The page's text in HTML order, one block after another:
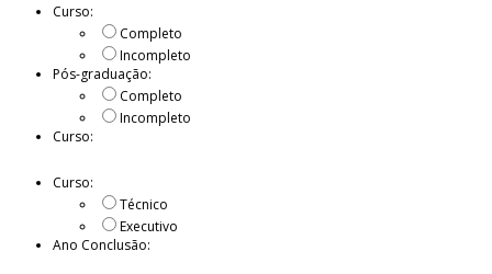
Curso:
Completo
Incompleto
Pós-graduação:
Completo
Incompleto
Curso:
Curso:
Técnico
Executivo
Ano Conclusão: